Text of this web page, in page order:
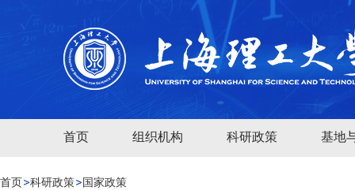
首页 组织机构 科研政策 基地
首页 科研政策 国家政策